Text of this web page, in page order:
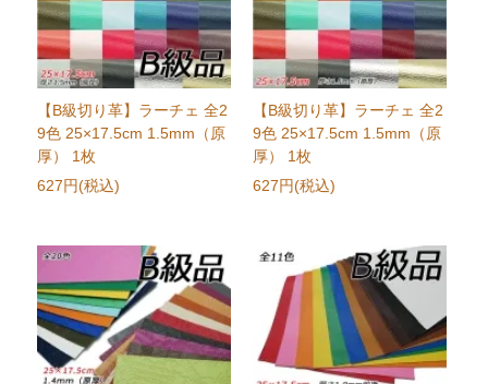
【B級切り革】ラーチェ 全2
9色 25×17.5cm 1.5mm（原
厚） 1枚
627円(税込)
【B級切り革】ラーチェ 全2
9色 25×17.5cm 1.5mm（原
厚） 1枚
627円(税込)